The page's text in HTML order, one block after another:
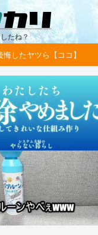
たね？
したヤツら【ココ】